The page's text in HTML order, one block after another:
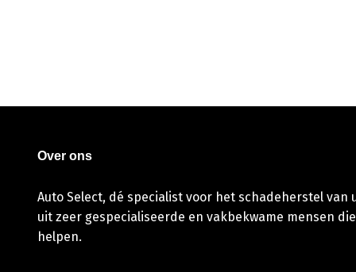
Over ons
Auto Select, dé specialist voor het schadeherstel van
uit zeer gespecialiseerde en vakbekwame mensen
helpen.